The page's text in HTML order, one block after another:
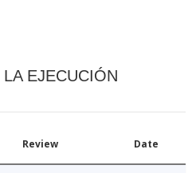
EJECUCIÓN
Review Date